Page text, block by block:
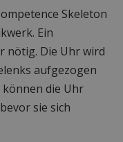
Skeleton
Ein
nötig. Die Uhr wird
aufgezogen
können die Uhr
sie sich